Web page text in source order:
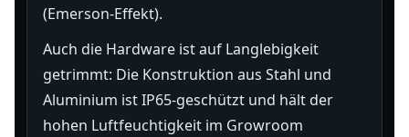
(Emerson-Effekt).
Auch die Hardware ist auf Langlebigkeit
getrimmt: Die Konstruktion aus Stahl und
Aluminium ist IP65-geschützt und hält der
hohen Luftfeuchtigkeit im Growroom